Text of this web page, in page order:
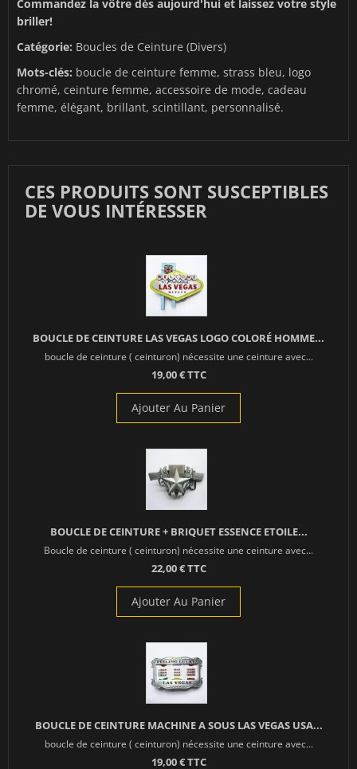
Commandez la vôtre dès aujourd'hui et laissez votre style
briller!
Catégorie: Boucles de Ceinture (Divers)
Mots-clés: boucle de ceinture femme, strass bleu, logo
chromé, ceinture femme, accessoire de mode, cadeau
femme, élégant, brillant, scintillant, personnalisé.
CES PRODUITS SONT SUSCEPTIBLES
DE VOUS INTÉRESSER
BOUCLE DE CEINTURE LAS VEGAS LOGO COLORÉ HOMME...
boucle de ceinture ( ceinturon) nécessite une ceinture avec...
19,00 € TTC
Ajouter Au Panier
BOUCLE DE CEINTURE + BRIQUET ESSENCE ETOILE...
Boucle de ceinture ( ceinturon) nécessite une ceinture avec...
22,00 € TTC
Ajouter Au Panier
BOUCLE DE CEINTURE MACHINE A SOUS LAS VEGAS USA...
boucle de ceinture ( ceinturon) nécessite une ceinture avec...
19,00 € TTC